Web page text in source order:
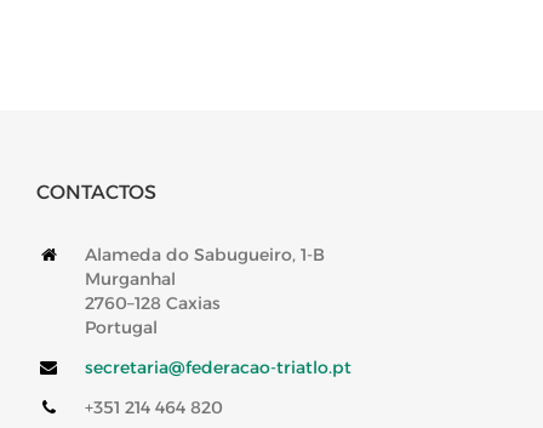
CONTACTOS
Alameda do Sabugueiro, 1-B
Murganhal
2760–128 Caxias
Portugal
secretaria@federacao-triatlo.pt
+351 214 464 820